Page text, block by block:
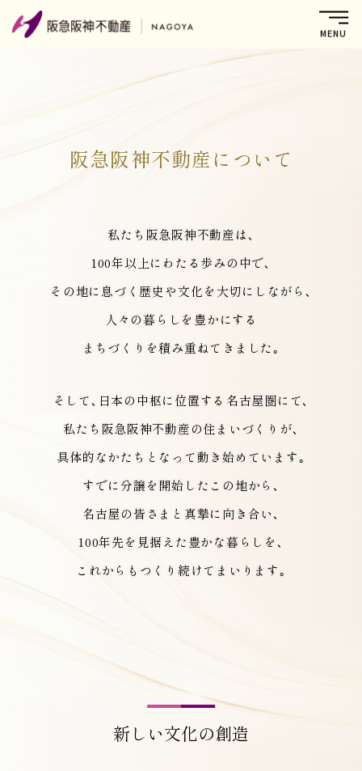
阪急阪神不動産について
私たち阪急阪神不動産は､
100年以上にわたる歩みの中で､
その地に息づく歴史や文化を大切にしながら､
人々の暮らしを豊かにする
まちづくりを積み重ねてきました｡
そして､日本の中枢に位置する 名古屋圏にて､
私たち阪急阪神不動産の住まいづくりが､
具体的なかたちとなって動き始めています｡
すでに分譲を開始したこの地から､
名古屋の皆さまと真摯に向き合い､
100年先を見据えた豊かな暮らしを､
これからもつくり続けてまいります｡
新しい文化の創造